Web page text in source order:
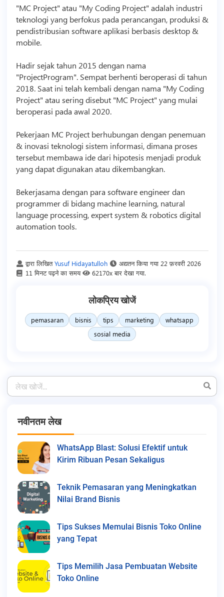
"MC Project" atau "My Coding Project" adalah industri
teknologi yang berfokus pada perancangan, produksi &
pendistribusian software aplikasi berbasis desktop &
mobile.
Hadir sejak tahun 2015 dengan nama
"ProjectProgram". Sempat berhenti beroperasi di tahun
2018. Saat ini telah kembali dengan nama "My Coding
Project" atau sering disebut "MC Project" yang mulai
beroperasi pada awal 2020.
Pekerjaan MC Project berhubungan dengan penemuan
& inovasi teknologi sistem informasi, dimana proses
tersebut membawa ide dari hipotesis menjadi produk
yang dapat digunakan atau dikembangkan.
Bekerjasama dengan para software engineer dan
programmer di bidang machine learning, natural
language processing, expert system & robotics digital
automation tools.
द्वारा लिखितYusuf Hidayatulloh अद्यतन किया गया 22 फ़रवरी 2026
11 मिनट पढ़ने का समय
62170x बार देखा गया.
लोकप्रिय खोजें
pemasaran bisnis tips marketing
whatsapp
sosial media
नवीनतम लेख
WhatsApp Blast: Solusi Efektif untuk
Kirim Ribuan Pesan Sekaligus
Teknik Pemasaran yang Meningkatkan
Nilai Brand Bisnis
Tips Sukses Memulai Bisnis Toko Online
yang Tepat
Tips Memilih Jasa Pembuatan Website
Toko Online